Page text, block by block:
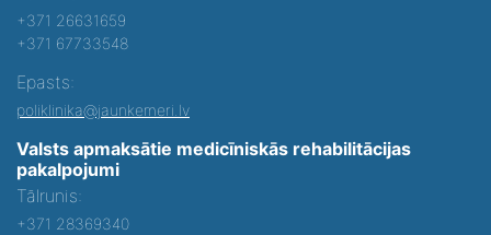
+371 26631659
+371 67733548
Epasts:
poliklinika@jaunkemeri.lv
Valsts apmaksātie medicīniskās rehabilitācijas
pakalpojumi
Tālrunis:
+371 28369340